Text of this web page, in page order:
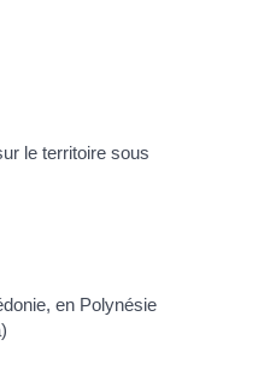
le territoire sous
en Polynésie